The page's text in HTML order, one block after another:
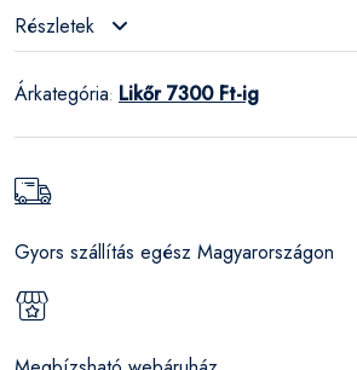
Részletek
Árkategória: Likőr 7300 Ft-ig
Gyors szállítás egész Magyarországon